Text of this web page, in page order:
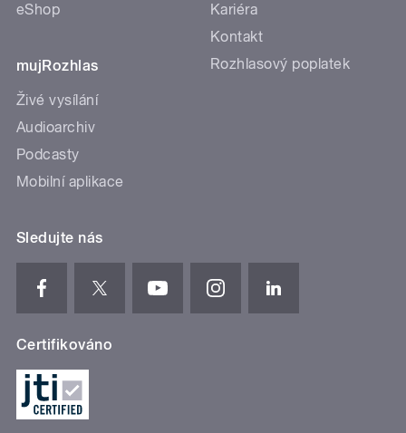
eShop
mujRozhlas
Živé vysílání
Audioarchiv
Podcasty
Mobilní aplikace
Kariéra
Kontakt
Rozhlasový poplatek
Sledujte nás
Certifikováno